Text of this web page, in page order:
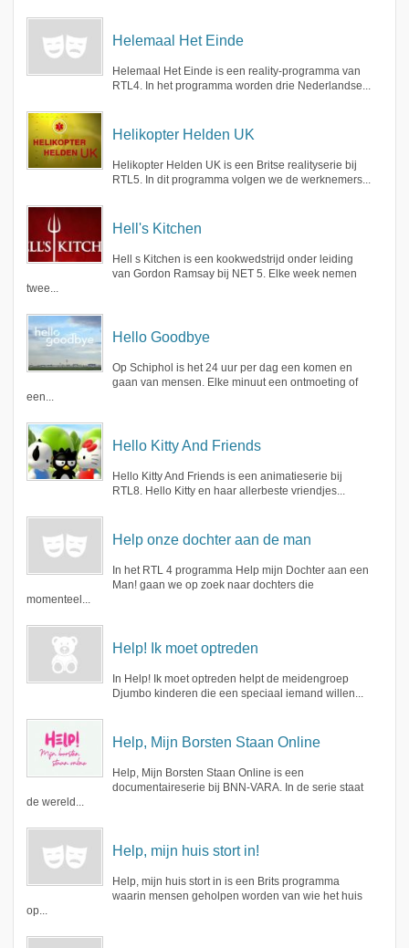
Helemaal Het Einde
Helemaal Het Einde is een reality-programma van
RTL4. In het programma worden drie Nederlandse...
Helikopter Helden UK
Helikopter Helden UK is een Britse realityserie bij
RTL5. In dit programma volgen we de werknemers...
Hell's Kitchen
Hell s Kitchen is een kookwedstrijd onder leiding
van Gordon Ramsay bij NET 5. Elke week nemen
twee...
Hello Goodbye
Op Schiphol is het 24 uur per dag een komen en
gaan van mensen. Elke minuut een ontmoeting of
een...
Hello Kitty And Friends
Hello Kitty And Friends is een animatieserie bij
RTL8. Hello Kitty en haar allerbeste vriendjes...
Help onze dochter aan de man
In het RTL 4 programma Help mijn Dochter aan een
Man! gaan we op zoek naar dochters die
momenteel...
Help! Ik moet optreden
In Help! Ik moet optreden helpt de meidengroep
Djumbo kinderen die een speciaal iemand willen...
Help, Mijn Borsten Staan Online
Help, Mijn Borsten Staan Online is een
documentaireserie bij BNN-VARA. In de serie staat
de wereld...
Help, mijn huis stort in!
Help, mijn huis stort in is een Brits programma
waarin mensen geholpen worden van wie het huis
op...